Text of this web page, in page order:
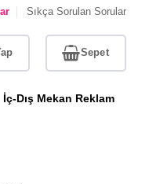
Sıkça Sorulan Sorular
İç-Dış Mekan Reklam